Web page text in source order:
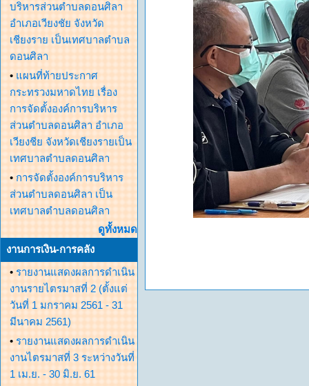
บริหารส่วนตำบลดอนศิลา
อำเภอเวียงชัย จังหวัด
เชียงราย เป็นเทศบาลตำบล
ดอนศิลา
• แผนที่ท้ายประกาศ
กระทรวงมหาดไทย เรื่อง
การจัดตั้งองค์การบริหาร
ส่วนตำบลดอนศิลา อำเภอ
เวียงชีย จังหวัดเชียงรายเป็น
เทศบาลตำบลดอนศิลา
• การจัดตั้งองค์การบริหาร
ส่วนตำบลดอนศิลา เป็น
เทศบาลตำบลดอนศิลา
ดูทั้งหมด
งานการเงิน-การคลัง
• รายงานแสดงผลการดำเนิน
งานรายไตรมาสที่ 2 (ตั้งแต่
วันที่ 1 มกราคม 2561 - 31
มีนาคม 2561)
• รายงานแสดงผลการดำเนิน
งานไตรมาสที่ 3 ระหว่างวันที่
1 เม.ย. - 30 มิ.ย. 61